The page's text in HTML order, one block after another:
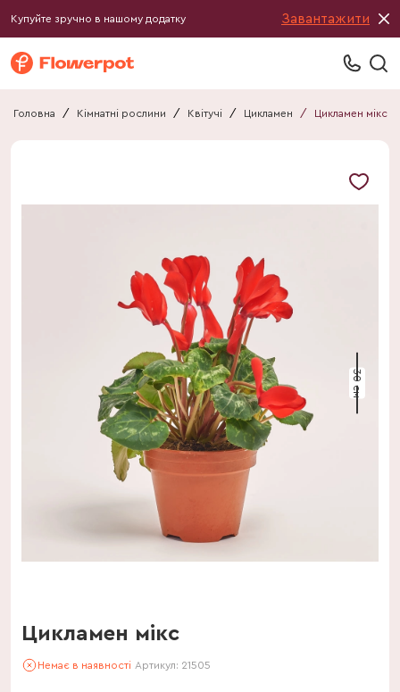
Купуйте зручно в нашому додатку Завантажити
Головна / Кімнатні рослини / Квітучі / Цикламен / Цикламен мікс
30 см
Цикламен мікс
Немає в наявності Артикул: 21505